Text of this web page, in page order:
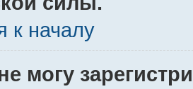
к началу
могу